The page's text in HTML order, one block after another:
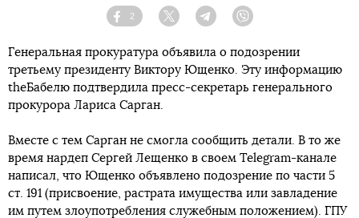
Facebook
2
Twitter TelegramViber
Генеральная прокуратура объявила о подозрении
третьему президенту Виктору Ющенко. Эту информацию
theБабелю подтвердила пресс-секретарь генерального
прокурора Лариса Сарган.
Вместе с тем Сарган не смогла сообщить детали. В то же
время нардеп Сергей Лещенко в своем Telegram-канале
написал, что Ющенко объявлено подозрение по части 5
ст. 191 (присвоение, растрата имущества или завладение
им путем злоупотребления служебным положением). ГПУ